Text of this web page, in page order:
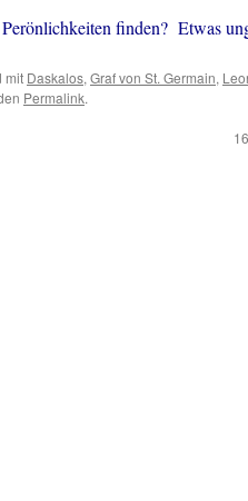
finden? Etwas
mit Daskalos, Graf von St. Germain,
Permalink.